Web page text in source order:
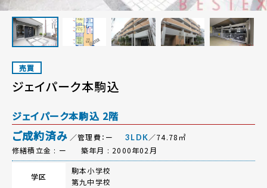
売買
ジェイパーク本駒込
ジェイパーク本駒込 2階
ご成約済み ／管理費：ー 3LDK／74.78㎡
修繕積立金 : ー
築年月 : 2000年02月
学区
駒本小学校
第九中学校